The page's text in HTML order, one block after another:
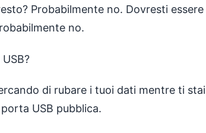
Probabilmente no. Dovresti essere
no.
di rubare i tuoi dati mentre ti stai
USB pubblica.